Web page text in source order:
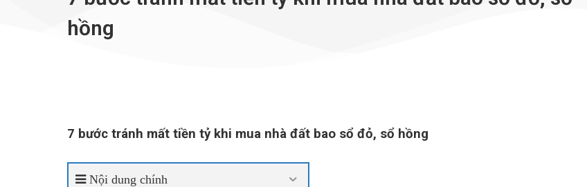
hồng
7 bước tránh mất tiền tỷ khi mua nhà đất bao sổ đỏ, sổ hồng
Nội dung chính